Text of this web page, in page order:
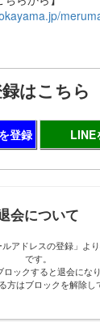
はこちら
登録 LINE
会について
アドレスの登録」よ
です。
ックすると退会にな
方はブロックを解除し